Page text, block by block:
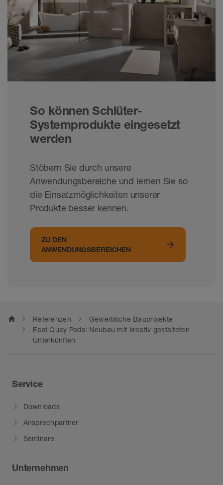
So können Schlüter-
Systemprodukte eingesetzt
werden
Stöbern Sie durch unsere
Anwendungsbereiche und lernen Sie so
die Einsatzmöglichkeiten unserer
Produkte besser kennen.
ZU DEN
ANWENDUNGSBEREICHEN
home Referenzen
Gewerbliche Bauprojekte
East Quay Pods: Neubau mit kreativ gestalteten
Unterkünften
Service
Downloads
Ansprechpartner
Seminare
Unternehmen